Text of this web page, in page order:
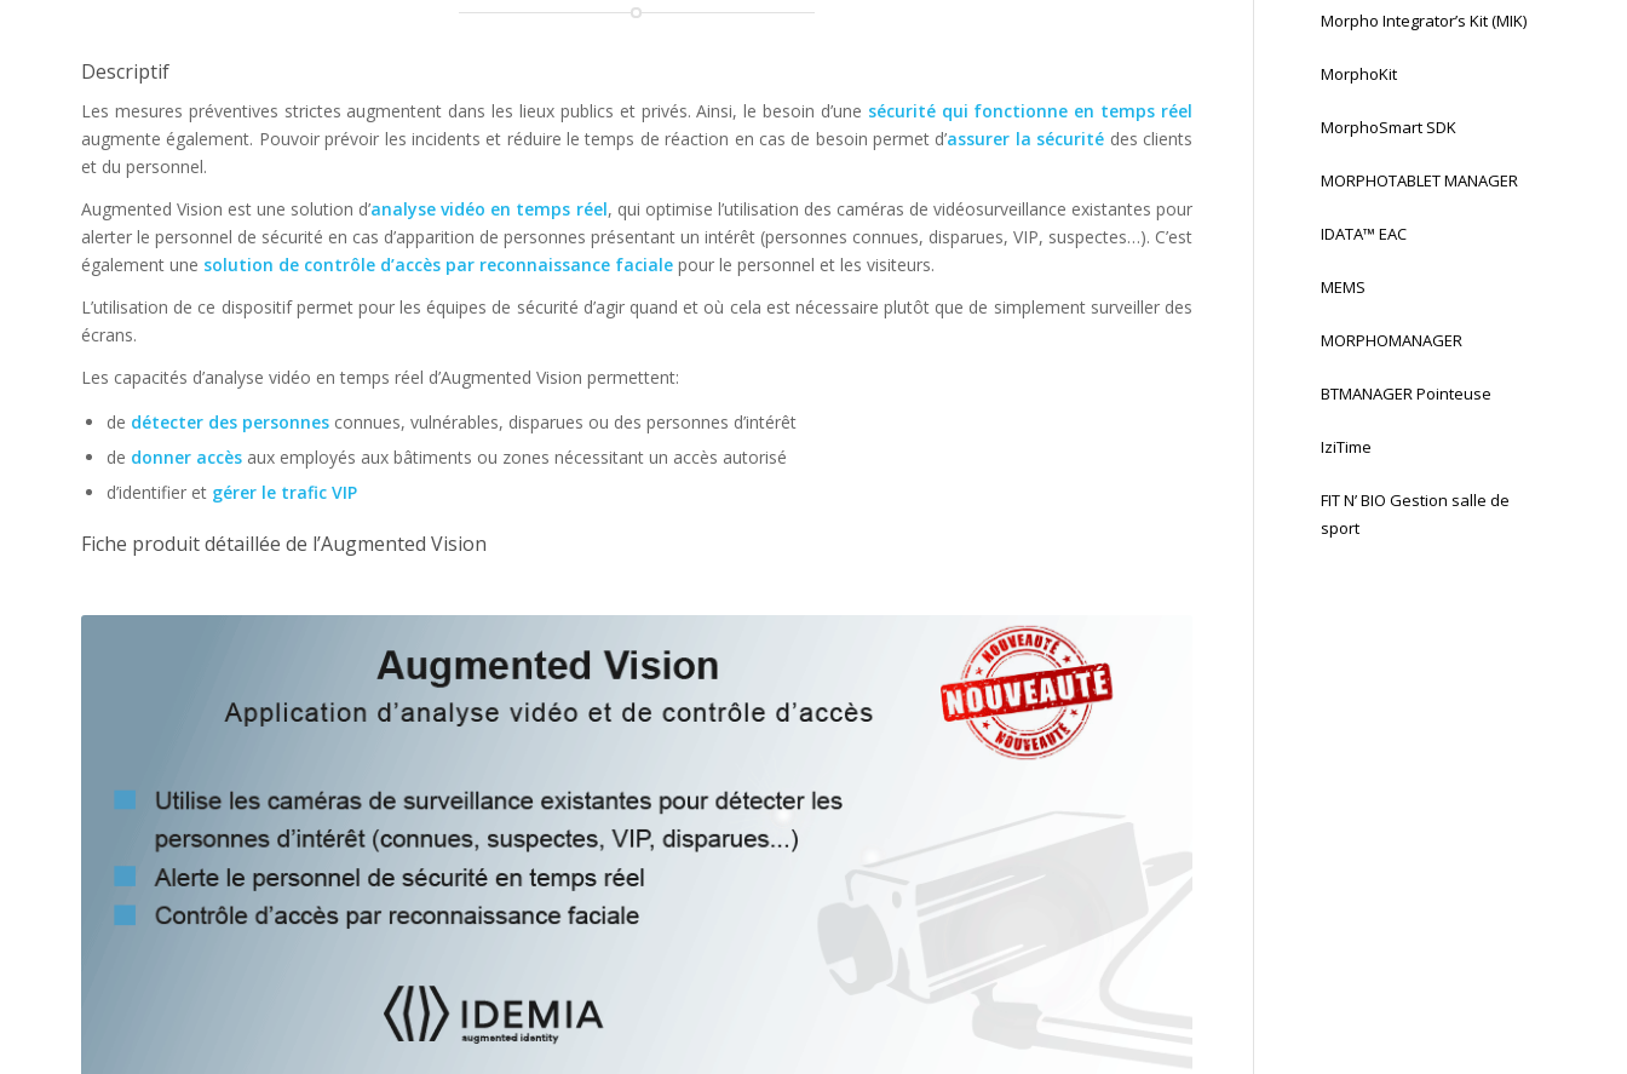
Descriptif
Les mesures préventives strictes augmentent dans les lieux publics et privés. Ainsi, le besoin d’une sécurité qui fonctionne en temps réel
augmente également. Pouvoir prévoir les incidents et réduire le temps de réaction en cas de besoin permet d’assurer la sécurité des clients
et du personnel.
Augmented Vision est une solution d’analyse vidéo en temps réel, qui optimise l’utilisation des caméras de vidéosurveillance existantes pour
alerter le personnel de sécurité en cas d’apparition de personnes présentant un intérêt (personnes connues, disparues, VIP, suspectes…). C’est
également une solution de contrôle d’accès par reconnaissance faciale pour le personnel et les visiteurs.
L’utilisation de ce dispositif permet pour les équipes de sécurité d’agir quand et où cela est nécessaire plutôt que de simplement surveiller des
écrans.
Les capacités d’analyse vidéo en temps réel d’Augmented Vision permettent:
de détecter des personnes connues, vulnérables, disparues ou des personnes d’intérêt
de donner accès aux employés aux bâtiments ou zones nécessitant un accès autorisé
d’identifier et gérer le trafic VIP
Fiche produit détaillée de l’Augmented Vision
Morpho Integrator’s Kit (MIK)
MorphoKit
MorphoSmart SDK
MORPHOTABLET MANAGER
IDATA™ EAC
MEMS
MORPHOMANAGER
BTMANAGER Pointeuse
IziTime
FIT N’ BIO Gestion salle de
sport